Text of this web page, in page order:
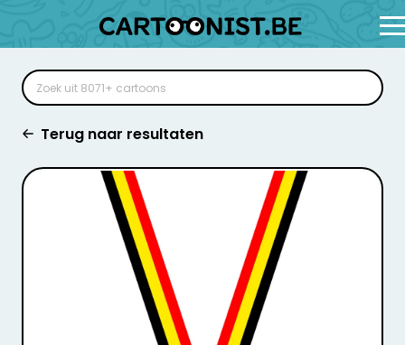
Terug naar resultaten